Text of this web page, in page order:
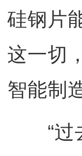
硅钢片
这一切
智能制
“过去